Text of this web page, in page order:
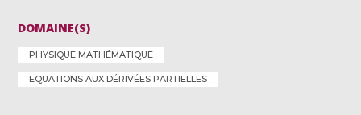
DOMAINE(S)
PHYSIQUE MATHÉMATIQUE
EQUATIONS AUX DÉRIVÉES PARTIELLES